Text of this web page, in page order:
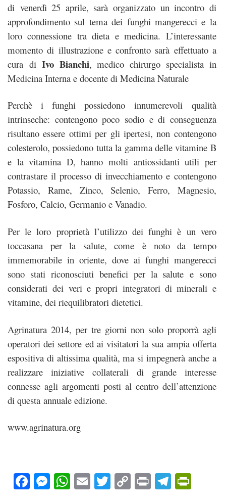
di venerdì 25 aprile, sarà organizzato un incontro di
approfondimento sul tema dei funghi mangerecci e la
loro connessione tra dieta e medicina. L’interessante
momento di illustrazione e confronto sarà effettuato a
cura di Ivo Bianchi, medico chirurgo specialista in
Medicina Interna e docente di Medicina Naturale
Perchè i funghi possiedono innumerevoli qualità
intrinseche: contengono poco sodio e di conseguenza
risultano essere ottimi per gli ipertesi, non contengono
colesterolo, possiedono tutta la gamma delle vitamine B
e la vitamina D, hanno molti antiossidanti utili per
contrastare il processo di invecchiamento e contengono
Potassio, Rame, Zinco, Selenio, Ferro, Magnesio,
Fosforo, Calcio, Germanio e Vanadio.
Per le loro proprietà l’utilizzo dei funghi è un vero
toccasana per la salute, come è noto da tempo
immemorabile in oriente, dove ai funghi mangerecci
sono stati riconosciuti benefici per la salute e sono
considerati dei veri e propri integratori di minerali e
vitamine, dei riequilibratori dietetici.
Agrinatura 2014, per tre giorni non solo proporrà agli
operatori dei settore ed ai visitatori la sua ampia offerta
espositiva di altissima qualità, ma si impegnerà anche a
realizzare iniziative collaterali di grande interesse
connesse agli argomenti posti al centro dell’attenzione
di questa annuale edizione.
www.agrinatura.org
Facebook
Messenger
WhatsApp
EmailTwitter
CopyPrint